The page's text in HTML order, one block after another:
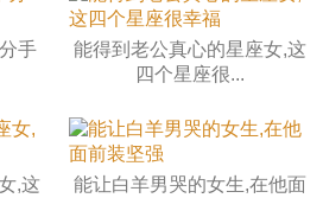
手
能得到老公真心的星座女,这
四个星座很...
,这 能让白羊男哭的女生,在他面